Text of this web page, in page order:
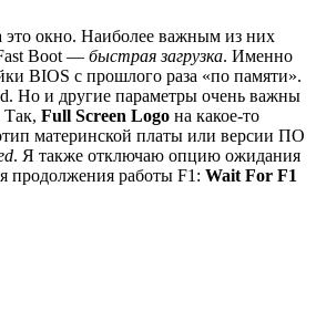
это окно. Наиболее важным из них
Boot — быстрая загрузка. Именно
BIOS с прошлого раза «по памяти».
Но и другие параметры очень важны
Так, Full Screen Logo на какое-то
материнской платы или версии ПО
. Я также отключаю опцию ожидания
продолжения работы F1: Wait For F1